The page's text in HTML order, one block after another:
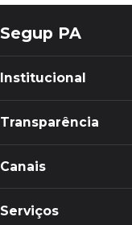
Segup PA
Institucional
Transparência
Canais
Serviços